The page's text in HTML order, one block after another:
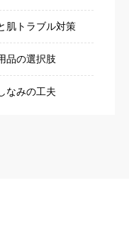
肌トラブル対策
品の選択肢
なみの工夫